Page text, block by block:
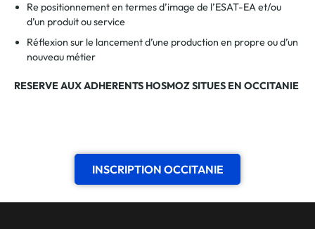
Re positionnement en termes d’image de l’ESAT-EA et/ou
d’un produit ou service
Réflexion sur le lancement d’une production en propre ou d’un
nouveau métier
RESERVE AUX ADHERENTS HOSMOZ SITUES EN OCCITANIE
INSCRIPTION OCCITANIE